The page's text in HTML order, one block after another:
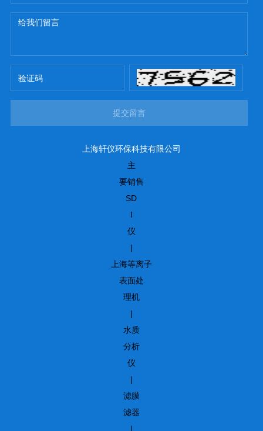
提交留言
上海轩仪环保科技有限公司
主
要销售
SD
I
仪
|
上海等离子
表面处
理机
|
水质
分析
仪
|
滤膜
滤器
|